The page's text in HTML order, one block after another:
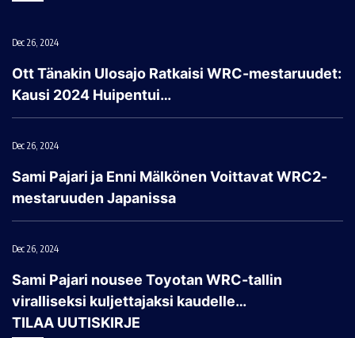
Dec 26, 2024
Ott Tänakin Ulosajo Ratkaisi WRC-mestaruudet:
Kausi 2024 Huipentui…
Dec 26, 2024
Sami Pajari ja Enni Mälkönen Voittavat WRC2-
mestaruuden Japanissa
Dec 26, 2024
Sami Pajari nousee Toyotan WRC-tallin
viralliseksi kuljettajaksi kaudelle…
TILAA UUTISKIRJE